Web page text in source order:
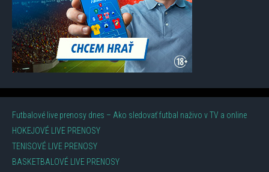
Futbalové live prenosy dnes – Ako sledovať futbal naživo v TV a online
HOKEJOVÉ LIVE PRENOSY
TENISOVÉ LIVE PRENOSY
BASKETBALOVÉ LIVE PRENOSY